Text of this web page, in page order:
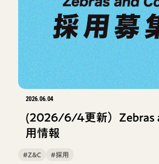
2026.06.04
(2026/6/4更新）Zebras
用情報
#Z&C #採用